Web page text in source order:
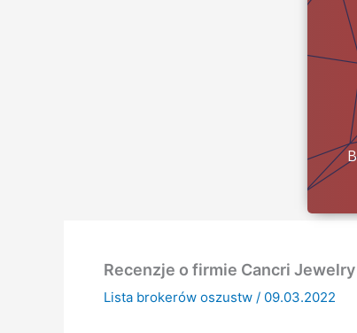
Recenzje o firmie Cancri
Lista brokerów oszustw / 09.03.2022